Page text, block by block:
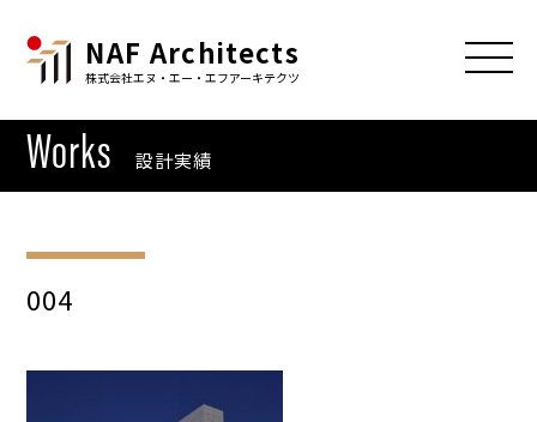
NAF Architects
株式会社エヌ・エー・エフアーキテクツ
Works 設計実績
004